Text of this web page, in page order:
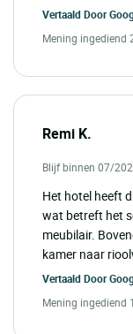
Vertaald Door
Mening ingediend
Remi K.
Blijf binnen 07/
Het hotel heeft
wat betreft het
meubilair.
kamer naar
Vertaald Door
Mening ingediend